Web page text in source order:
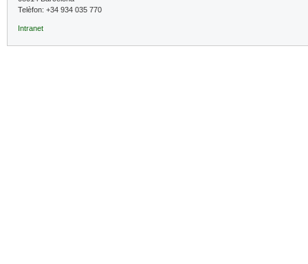
Telèfon: +34 934 035 770
Intranet